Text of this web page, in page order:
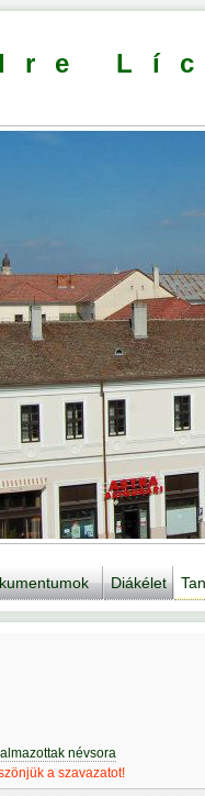
Diákélet
névsora
a szavazatot!